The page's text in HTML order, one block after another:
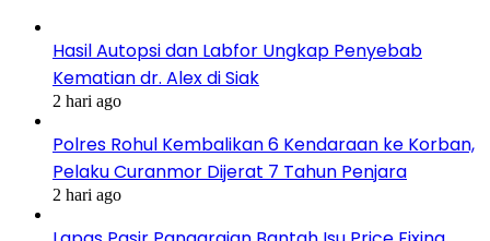
Hasil Autopsi dan Labfor Ungkap Penyebab
Kematian dr. Alex di Siak
2 hari ago
Polres Rohul Kembalikan 6 Kendaraan ke Korban,
Pelaku Curanmor Dijerat 7 Tahun Penjara
2 hari ago